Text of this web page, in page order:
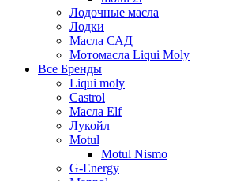
Лодочные масла
Лодки
Масла САД
Мотомасла Liqui Moly
Все Бренды
Liqui moly
Castrol
Масла Elf
Лукойл
Motul
Motul Nismo
G-Energy